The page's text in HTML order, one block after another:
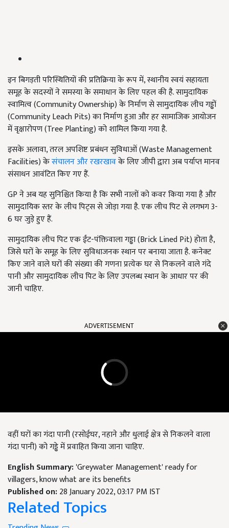
इन बिगड़ती परिस्थितियों की प्रतिक्रिया के रूप में, स्थानीय स्वयं सहायता
समूह के सदस्यों ने समस्या के समाधान के लिए पहल की है. सामुदायिक
स्वामित्व (Community Ownership) के निर्माण से सामुदायिक लीच गड्ढों
(Community Leach Pits) का निर्माण हुआ और हर सामाजिक आयोजन
में वृक्षारोपण (Tree Planting) को शामिल किया गया है.
इसके अलावा, तरल अपशिष्ट प्रबंधन सुविधाओं (Waste Management
Facilities) केसंचालन और रखरखावके लिए जीपी द्वारा अब पर्याप्त मानव
संसाधन आवंटित किए गए हैं.
GP ने अब यह सुनिश्चित किया है कि सभी नालों को कवर किया गया है और
सामुदायिक स्तर के लीच पिट्स से जोड़ा गया है. एक लीच पिट से लगभग 3-
6 घर जुड़े हुए हैं.
सामुदायिक लीच पिट एक ईंट-पंक्तिवाला गड्ढा (Brick Lined Pit) होता है,
जिसे घरों के समूह के लिए सुविधाजनक स्थान पर बनाया जाता है. कनेक्ट
किए जाने वाले घरों की संख्या की गणना प्रत्येक घर से निकलने वाले गंदे
पानी और सामुदायिक लीच पिट के लिए उपलब्ध स्थान के आधार पर की
जानी चाहिए.
ADVERTISEMENT
वहीं घरों का गंदा पानी (रसोईघर, नहाने और धुलाई क्षेत्र से निकलने वाला
गंदा पानी) को गड्ढे में प्रवाहित किया जाना चाहिए.
English Summary:'Greywater Management' ready for
villagers, know what are its benefits
Published on:28 January 2022, 03:17 PM IST
Related Topics